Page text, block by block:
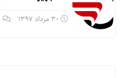
30 مرداد 1397